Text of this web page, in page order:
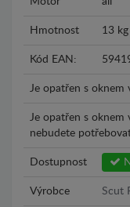
Hmotnost 13 kg
Kód EAN:
Je opatřen s oknem
Je opatřen s oknem
nebudete
Dostupnost
Výrobce Scut